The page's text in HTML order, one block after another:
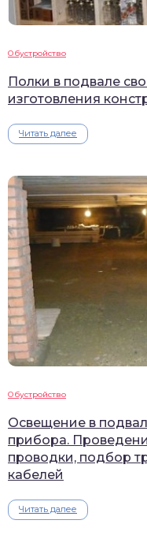
Обустройство
Полки в подвале
изготовления
Читать далее
Обустройство
Освещение в
прибора.
проводки, подбор
кабелей
Читать далее